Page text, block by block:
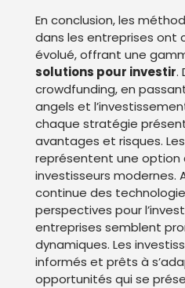
En conclusion, les
dans les entreprises ont
évolué, offrant une
solutions pour investir.
crowdfunding, en
angels et
chaque stratégie
avantages et risques. Les
représentent une option
investisseurs modernes.
continue des
perspectives pour
entreprises semblent
dynamiques. Les
informés et prêts à
opportunités qui se